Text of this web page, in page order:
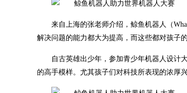
来自上海的张老师介绍，鲸鱼机器人（
解决问题的能力都大为提高，而这些都对孩子
自古英雄出少年，参加青少年机器人设计
的高手模样。尤其孩子们对科技所表现的浓厚